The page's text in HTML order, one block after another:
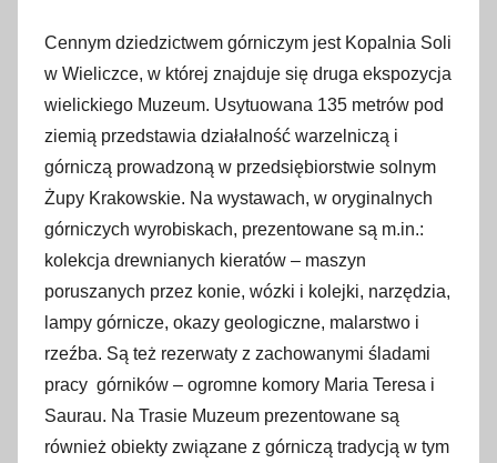
Cennym dziedzictwem górniczym jest Kopalnia Soli
w Wieliczce, w której znajduje się druga ekspozycja
wielickiego Muzeum. Usytuowana 135 metrów pod
ziemią przedstawia działalność warzelniczą i
górniczą prowadzoną w przedsiębiorstwie solnym
Żupy Krakowskie. Na wystawach, w oryginalnych
górniczych wyrobiskach, prezentowane są m.in.:
kolekcja drewnianych kieratów – maszyn
poruszanych przez konie, wózki i kolejki, narzędzia,
lampy górnicze, okazy geologiczne, malarstwo i
rzeźba. Są też rezerwaty z zachowanymi śladami
pracy górników – ogromne komory Maria Teresa i
Saurau. Na Trasie Muzeum prezentowane są
również obiekty związane z górniczą tradycją w tym